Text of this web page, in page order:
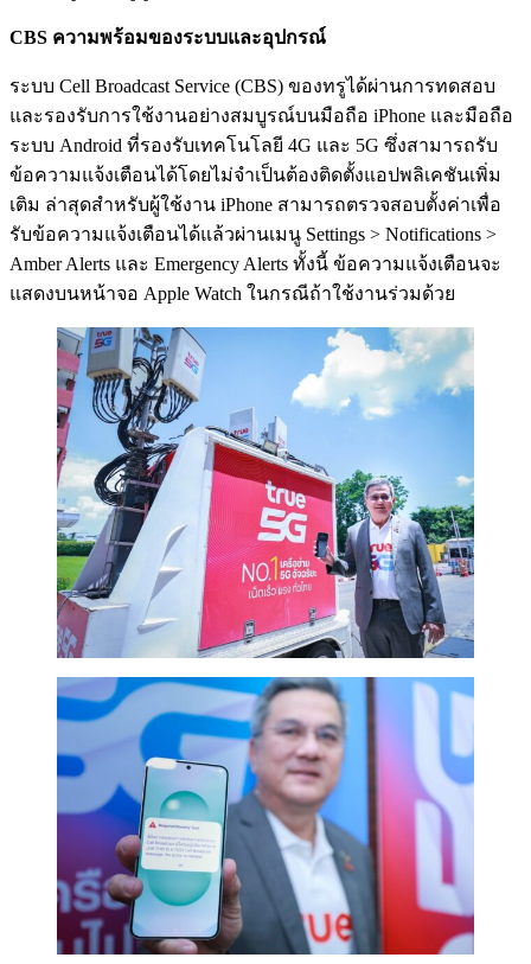
CBS ความพร้อมของระบบและอุปกรณ์
ระบบ Cell Broadcast Service (CBS) ของทรูได้ผ่านการทดสอบ
และรองรับการใช้งานอย่างสมบูรณ์บนมือถือ iPhone และมือถือ
ระบบ Android ที่รองรับเทคโนโลยี 4G และ 5G ซึ่งสามารถรับ
ข้อความแจ้งเตือนได้โดยไม่จำเป็นต้องติดตั้งแอปพลิเคชันเพิ่ม
เติม ล่าสุดสำหรับผู้ใช้งาน iPhone สามารถตรวจสอบตั้งค่าเพื่อ
รับข้อความแจ้งเตือนได้แล้วผ่านเมนู Settings > Notifications >
Amber Alerts และ Emergency Alerts ทั้งนี้ ข้อความแจ้งเตือนจะ
แสดงบนหน้าจอ Apple Watch ในกรณีถ้าใช้งานร่วมด้วย